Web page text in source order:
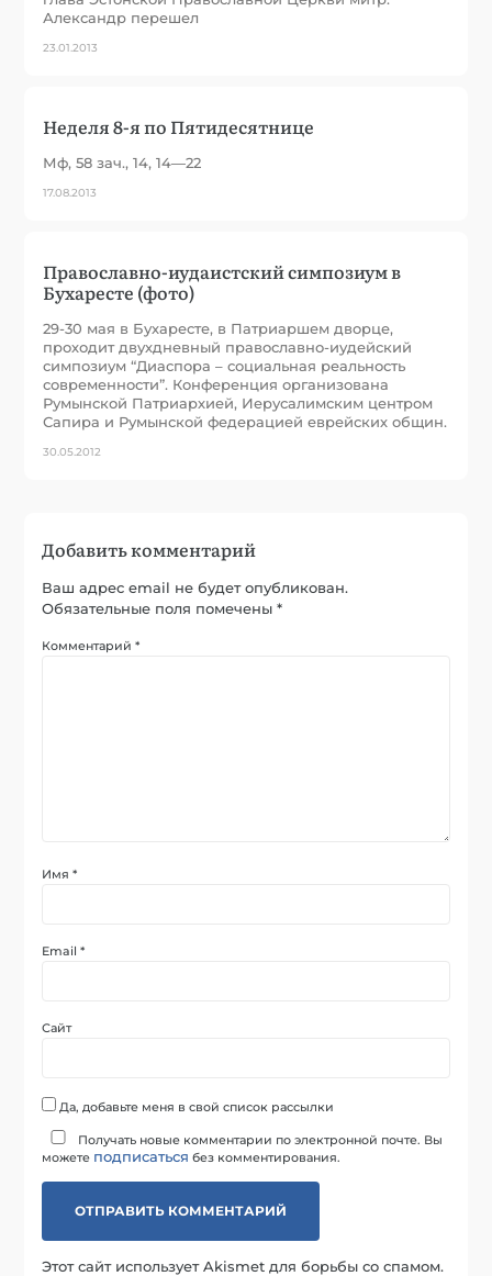
Александр перешел
23.01.2013
Неделя 8-я по Пятидесятнице
Мф, 58 зач., 14, 14—22
17.08.2013
Православно-иудаистский симпозиум в
Бухаресте (фото)
29-30 мая в Бухаресте, в Патриаршем дворце,
проходит двухдневный православно-иудейский
симпозиум “Диаспора – социальная реальность
современности”. Конференция организована
Румынской Патриархией, Иерусалимским центром
Сапира и Румынской федерацией еврейских общин.
30.05.2012
Добавить комментарий
Ваш адрес email не будет опубликован.
Обязательные поля помечены*
Комментарий*
Имя*
Email*
Сайт
Да, добавьте меня в свой список рассылки
Получать новые комментарии по электронной почте. Вы
можете подписаться без комментирования.
Этот сайт использует Akismet для борьбы со спамом.